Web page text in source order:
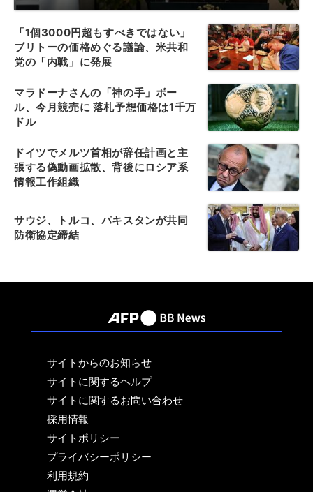
「1個3000円超もすべきではない」
ブリトーの価格めぐる議論、米共和
党の「内戦」に発展
マラドーナさんの「神の手」ボー
ル、今月競売に 落札予想価格は1千万
ドル
ドイツでメルツ首相が辞任計画と主
張する偽動画拡散、背後にロシア系
情報工作組織
サウジ、トルコ、パキスタンが共同
防衛協定締結
サイトからのお知らせ
サイトに関するヘルプ
サイトに関するお問い合わせ
採用情報
サイトポリシー
プライバシーポリシー
利用規約